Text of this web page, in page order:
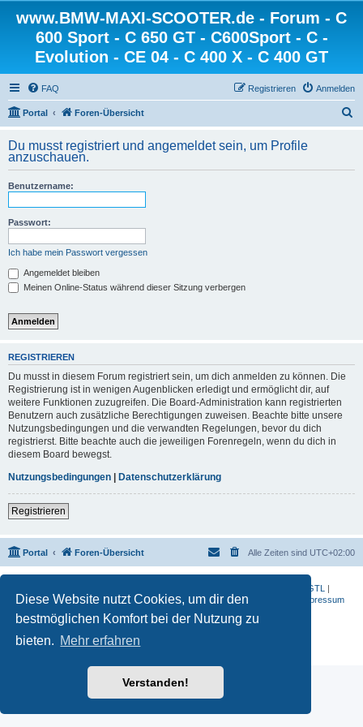
Diese Website nutzt Cookies, um dir den
bestmöglichen Komfort bei der Nutzung zu
bieten. Mehr erfahren
Verstanden!
www.BMW-MAXI-SCOOTER.de - Forum - C
600 Sport - C 650 GT - C600Sport - C -
Evolution - CE 04 - C 400 X - C 400 GT
FAQ Anmelden
Registrieren
Portal Foren-Übersicht
h
Du musst registriert und angemeldet sein, um Profile
anzuschauen.
Benutzername:
Passwort:
Ich habe mein Passwort vergessen
Angemeldet bleiben
Meinen Online-Status während dieser Sitzung verbergen
REGISTRIEREN
Du musst in diesem Forum registriert sein, um dich anmelden zu können. Die
Registrierung ist in wenigen Augenblicken erledigt und ermöglicht dir, auf
weitere Funktionen zuzugreifen. Die Board-Administration kann registrierten
Benutzern auch zusätzliche Berechtigungen zuweisen. Beachte bitte unsere
Nutzungsbedingungen und die verwandten Regelungen, bevor du dich
registrierst. Bitte beachte auch die jeweiligen Forenregeln, wenn du dich in
diesem Board bewegst.
Nutzungsbedingungen | Datenschutzerklärung
Registrieren
Portal Foren-Übersicht Alle Zeiten sind UTC+02:00
K 1600 GTL
|
S 1000 RR|G 650 X| R1200ST|F 800 R |Datenschutzerklärung Impressum
Powered byphpBB ® Forum Software © phpBB Limited
Deutsche Übersetzung durch
Datenschutz